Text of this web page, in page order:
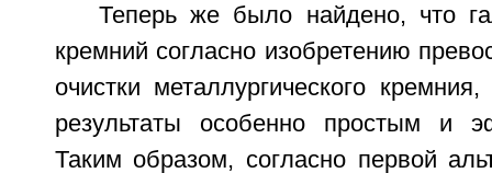
Теперь же было найдено, что
кремний согласно изобретению
очистки металлургического
результаты особенно простым и
Таким образом, согласно первой